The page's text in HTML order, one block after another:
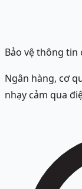
Bảo vệ thông tin
Ngân hàng, cơ
nhạy cảm qua